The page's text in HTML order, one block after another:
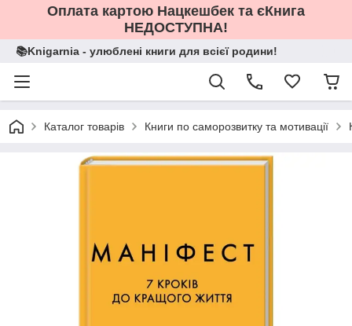
Оплата картою Нацкешбек та єКнига
НЕДОСТУПНА!
📚Knigarnia - улюблені книги для всієї родини!
Каталог товарів Книги по саморозвитку та мотивації